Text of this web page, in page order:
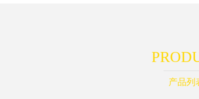
产品列